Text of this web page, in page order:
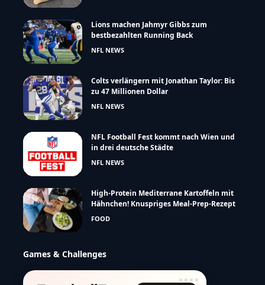
Lions machen Jahmyr Gibbs zum
bestbezahlten Running Back
NFL NEWS
Colts verlängern mit Jonathan Taylor: Bis
zu 47 Millionen Dollar
NFL NEWS
NFL Football Fest kommt nach Wien und
in drei deutsche Städte
NFL NEWS
High-Protein Mediterrane Kartoffeln mit
Hähnchen! Knuspriges Meal-Prep-Rezept
FOOD
Games & Challenges